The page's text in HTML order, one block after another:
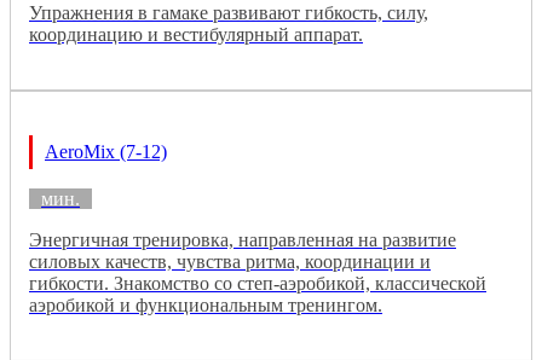
Упражнения в гамаке развивают гибкость, силу,
координацию и вестибулярный аппарат.
AeroMix (7-12)
мин.
Энергичная тренировка, направленная на развитие
силовых качеств, чувства ритма, координации и
гибкости. Знакомство со степ-аэробикой, классической
аэробикой и функциональным тренингом.